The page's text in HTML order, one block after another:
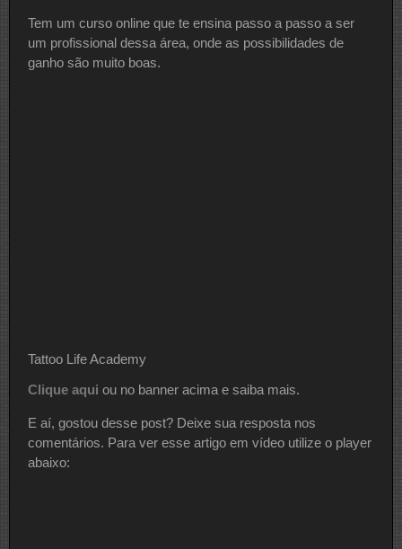
Tem um curso online que te ensina passo a passo a ser
um profissional dessa área, onde as possibilidades de
ganho são muito boas.
Tattoo Life Academy
Clique aqui ou no banner acima e saiba mais.
E aí, gostou desse post? Deixe sua resposta nos
comentários. Para ver esse artigo em vídeo utilize o player
abaixo: